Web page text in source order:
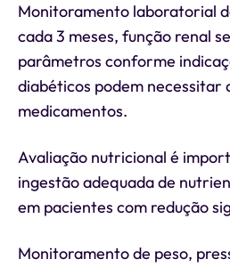
Monitoramento laboratorial
cada 3 meses, função renal
parâmetros conforme
diabéticos podem necessitar
medicamentos.
Avaliação nutricional é
ingestão adequada de
em pacientes com redução
Monitoramento de peso,